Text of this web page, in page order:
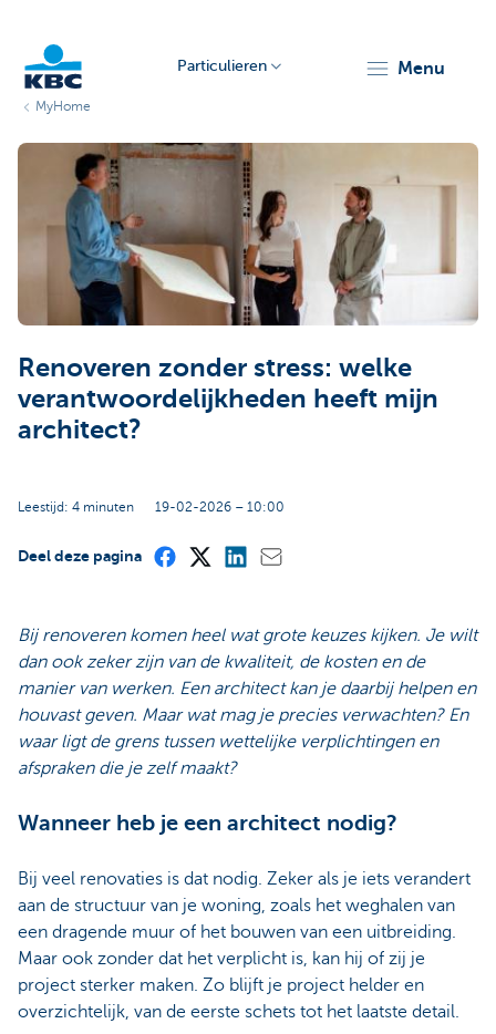
Particulieren menu
MyHome
Renoveren zonder stress: welke
verantwoordelijkheden heeft mijn
architect?
Leestijd: 4 minuten 19-02-2026 – 10:00
Deel deze pagina
Bij renoveren komen heel wat grote keuzes kijken. Je wilt
dan ook zeker zijn van de kwaliteit, de kosten en de
manier van werken. Een architect kan je daarbij helpen en
houvast geven. Maar wat mag je precies verwachten? En
waar ligt de grens tussen wettelijke verplichtingen en
afspraken die je zelf maakt?
Wanneer heb je een architect nodig?
Bij veel renovaties is dat nodig. Zeker als je iets verandert
aan de structuur van je woning, zoals het weghalen van
een dragende muur of het bouwen van een uitbreiding.
Maar ook zonder dat het verplicht is, kan hij of zij je
project sterker maken. Zo blijft je project helder en
overzichtelijk, van de eerste schets tot het laatste detail.